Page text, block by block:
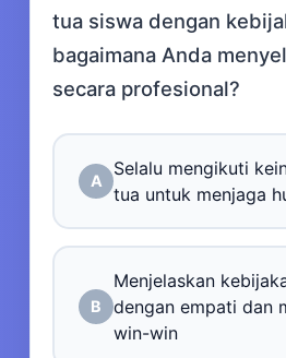
tua siswa dengan
bagaimana Anda
secara profesional?
A
Selalu mengikuti
tua untuk menjaga
B
Menjelaskan
dengan empati dan
win-win